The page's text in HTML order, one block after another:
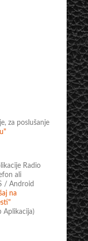
za poslušanje
Radio
ali
/ Android
na
Aplikacija)